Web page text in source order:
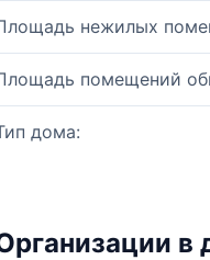
нежилых
помещений
дома:
в